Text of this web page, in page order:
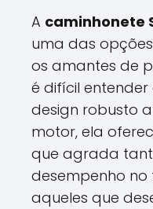
A caminhonete
uma das
os amantes de
é difícil entender
design robusto
motor, ela
que agrada
desempenho
aqueles que